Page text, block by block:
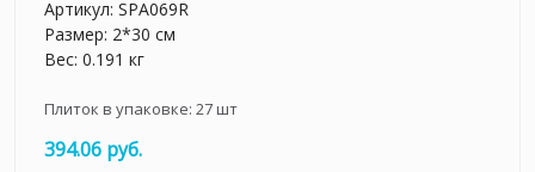
Артикул: SPA069R
Размер: 2*30 см
Вес: 0.191 кг
Плиток в упаковке: 27шт
394.06 руб.